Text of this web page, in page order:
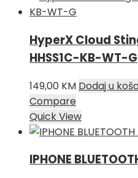
HyperX Cloud
HHSS1C-KB-WT-G
149,00 KM Dodaj u
Compare
Quick View
IPHONE